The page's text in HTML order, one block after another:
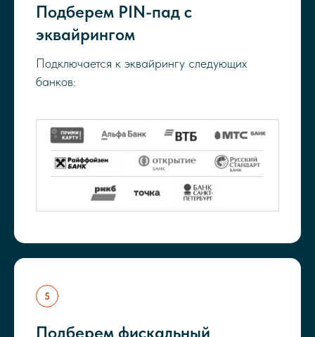
Подберем PIN-пад с
эквайрингом
Подключается к эквайрингу следующих
банков:
Подберем фискальный